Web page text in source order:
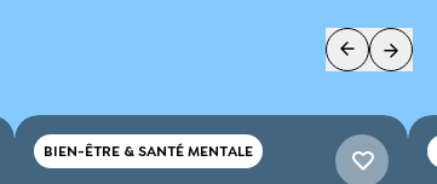
BIEN-ÊTRE & SANTÉ MENTALE